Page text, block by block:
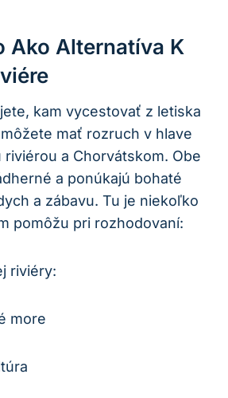
Ako Alternatíva K
kam vycestovať z letiska
mať rozruch v hlave
a Chorvátskom. Obe
a ponúkajú bohaté
a zábavu. Tu je niekoľko
pomôžu pri rozhodovaní:
riviéry:
more